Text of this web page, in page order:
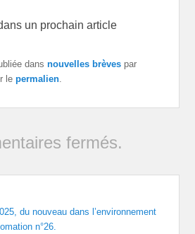
un prochain article
dansnouvelles brèves par
lepermalien
fermés.
du nouveau dans l’environnement
n°26.